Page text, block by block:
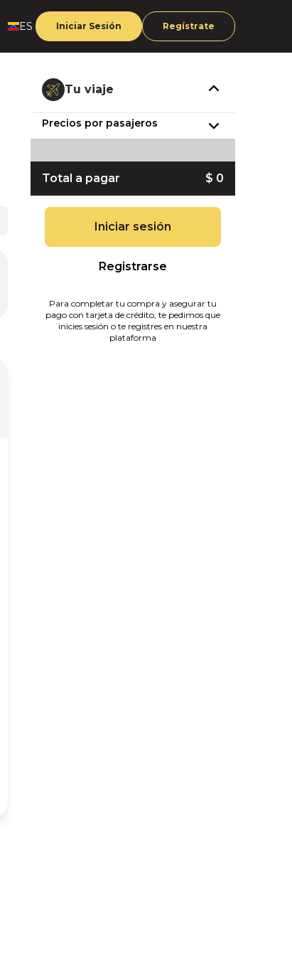
ES Iniciar Sesión Regístrate
Tu viaje
Precios por pasajeros
Total a pagar $ 0
Iniciar sesión
Registrarse
Para completar tu compra y asegurar tu
pago con tarjeta de crédito, te pedimos que
inicies sesión o te registres en nuestra
plataforma